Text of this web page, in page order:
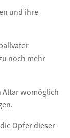
und ihre
noch mehr
Altar womöglich
Opfer dieser